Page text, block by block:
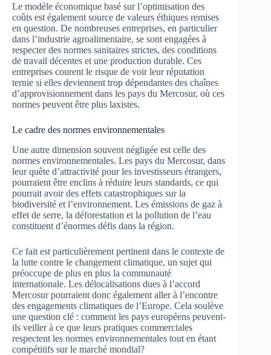
Le modèle économique basé sur l’optimisation des
coûts est également source de valeurs éthiques remises
en question. De nombreuses entreprises, en particulier
dans l’industrie agroalimentaire, se sont engagées à
respecter des normes sanitaires strictes, des conditions
de travail décentes et une production durable. Ces
entreprises courent le risque de voir leur réputation
ternie si elles deviennent trop dépendantes des chaînes
d’approvisionnement dans les pays du Mercosur, où ces
normes peuvent être plus laxistes.
Le cadre des normes environnementales
Une autre dimension souvent négligée est celle des
normes environnementales. Les pays du Mercosur, dans
leur quête d’attractivité pour les investisseurs étrangers,
pourraient être enclins à réduire leurs standards, ce qui
pourrait avoir des effets catastrophiques sur la
biodiversité et l’environnement. Les émissions de gaz à
effet de serre, la déforestation et la pollution de l’eau
constituent d’énormes défis dans la région.
Ce fait est particulièrement pertinent dans le contexte de
la lutte contre le changement climatique, un sujet qui
préoccupe de plus en plus la communauté
internationale. Les délocalisations dues à l’accord
Mercosur pourraient donc également aller à l’encontre
des engagements climatiques de l’Europe. Cela soulève
une question clé : comment les pays européens peuvent-
ils veiller à ce que leurs pratiques commerciales
respectent les normes environnementales tout en étant
compétitifs sur le marché mondial?